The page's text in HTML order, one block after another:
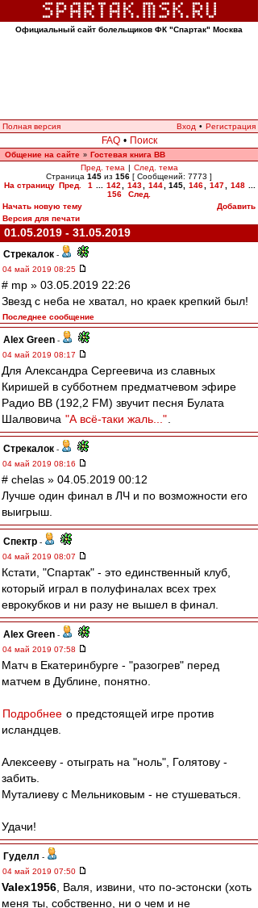
Официальный сайт болельщиков ФК "Спартак" Москва
Полная версия Вход • Регистрация
FAQ • Поиск
Общение на сайте » Гостевая книга ВВ
Пред. тема | След. тема
Страница 145 из 156 [ Сообщений: 7773 ]
На страницу Пред. 1 142 143 144 145, 146 147 148
156
След.
Начать новую тему
Добавить
Версия для печати
01.05.2019 - 31.05.2019
Стрекалок -
04 май 2019 08:25
# mp » 03.05.2019 22:26
Звезд с неба не хватал, но краек крепкий был!
Последнее сообщение
Alex Green -
04 май 2019 08:17
Для Александра Сергеевича из славных
Киришей в субботнем предматчевом эфире
Радио ВВ (192,2 FM) звучит песня Булата
Шалвовича "А всё-таки жаль..."
Стрекалок -
04 май 2019 08:16
# chelas » 04.05.2019 00:12
Лучше один финал в ЛЧ и по возможности его
выигрыш.
Спектр -
04 май 2019 08:07
Кстати, "Спартак" - это единственный клуб,
который играл в полуфиналах всех трех
еврокубков и ни разу не вышел в финал.
Alex Green -
04 май 2019 07:58
Матч в Екатеринбурге - "разогрев" перед
матчем в Дублине, понятно.
Подробнее о предстоящей игре против
исландцев.
Алексееву - отыграть на "ноль", Голятову -
забить.
Муталиеву с Мельниковым - не стушеваться.
Удачи!
Гуделл -
04 май 2019 07:50
Valex1956 , Валя, извини, что по-эстонски (хоть
меня ты, собственно, ни о чем и не